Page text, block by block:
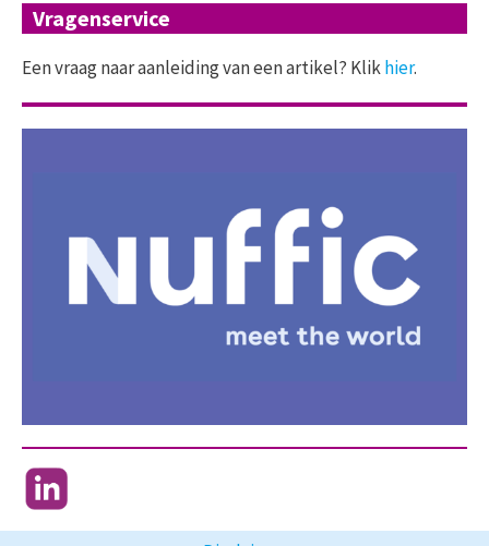
Vragenservice
Een vraag naar aanleiding van een artikel? Klikhier.